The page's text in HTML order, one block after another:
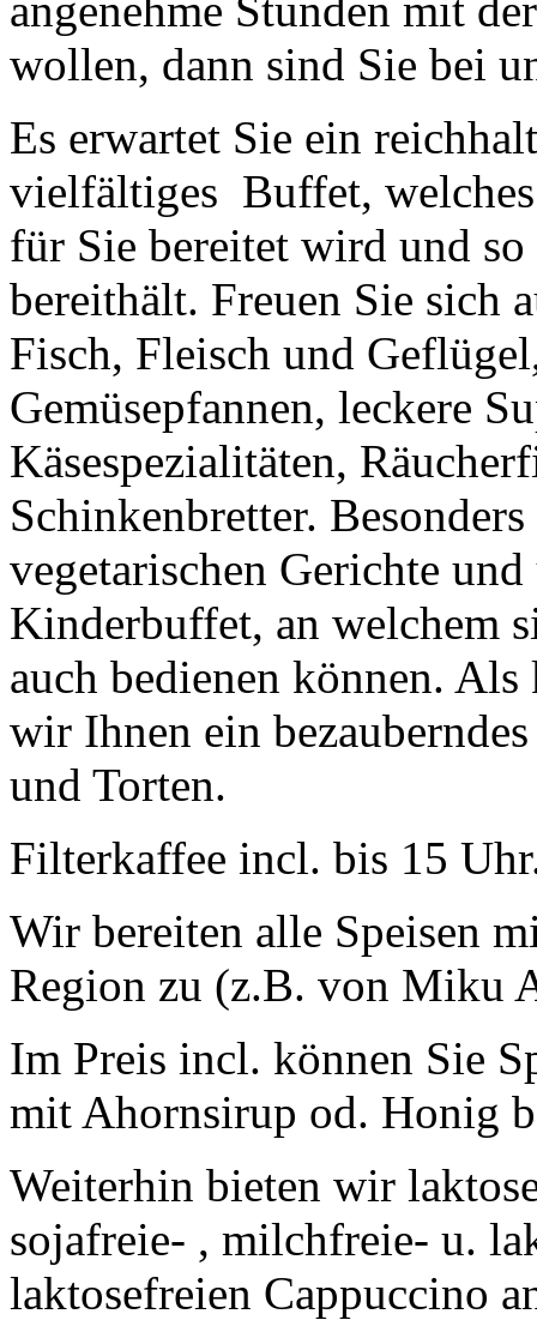
wollen, dann sind Sie bei
Es erwartet Sie ein
vielfältiges Buffet,
für Sie bereitet wird und
bereithält. Freuen Sie sich
Fisch, Fleisch und
Gemüsepfannen, leckere
Käsespezialitäten,
Schinkenbretter.
vegetarischen Gerichte
Kinderbuffet, an welchem
auch bedienen können.
wir Ihnen ein
und Torten.
Filterkaffee incl. bis 15
Wir bereiten alle Speisen
Region zu (z.B. von Miku
Im Preis incl. können Sie
mit Ahornsirup od. Honig
Weiterhin bieten wir
sojafreie- , milchfreie- u.
laktosefreien Cappuccino